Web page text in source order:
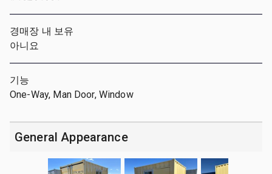
경매장 내 보유
아니요
기능
One-Way, Man Door, Window
General Appearance